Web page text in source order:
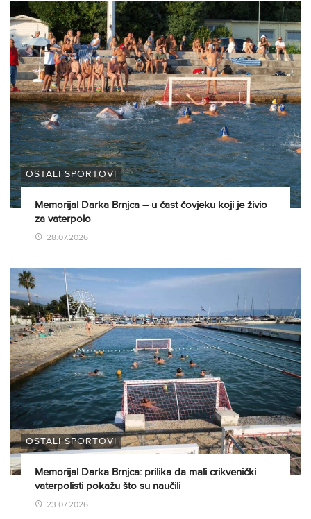
OSTALI SPORTOVI
Memorijal Darka Brnjca – u čast čovjeku koji je živio
za vaterpolo
28.07.2026
OSTALI SPORTOVI
Memorijal Darka Brnjca: prilika da mali crikvenički
vaterpolisti pokažu što su naučili
23.07.2026